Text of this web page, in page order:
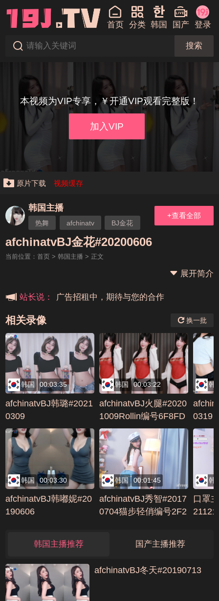
首页 分类 韩国 国产 登录
搜索
本视频为VIP专享，￥开通VIP观看完整版！
加入VIP
原片下载 视频缓存
韩国主播
热舞 afchinatv BJ金花
+查看全部
afchinatvBJ金花#20200606
当前位置： 首页> 韩国主播 > 正文
展开简介
站长说：
本站大事件(19j网站发展历程)
广告招租中，期待与您的合作
相关录像 换一批
韩国 00:03:35
afchinatvBJ韩璐#2021
0309
韩国 00:03:22
afchinatvBJ火腿#2020
1009Rollin编号6F8FD
C3D
韩
0319
韩国 00:03:30
afchinatvBJ韩嘟妮#20
190606
韩国 00:01:45
afchinatvBJ秀智#2017
0704猫步轻俏编号2F2
韩
口罩
韩国主播推荐 国产主播推荐
afchinatvBJ冬天#20190713